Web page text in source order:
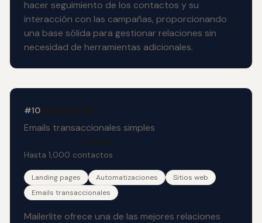
hacer seguimiento de los contactos y su
interacción con las campañas, proporcionando
una base sólida para gestionar relaciones sin
necesidad de herramientas adicionales.
#10
Emails transaccionales simples
Hasta 1,000 contactos
Landing pages Automatizaciones
Sitios web
Emails transaccionales
Mailerlite ofrece una de las mejores relaciones